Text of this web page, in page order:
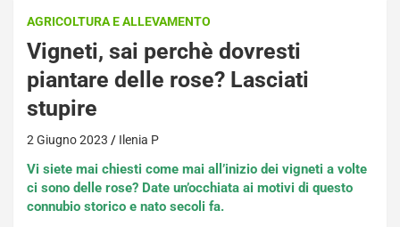
AGRICOLTURA E ALLEVAMENTO
Vigneti, sai perchè dovresti
piantare delle rose? Lasciati
stupire
2 Giugno 2023 Ilenia P
Vi siete mai chiesti come mai all’inizio dei vigneti a volte
ci sono delle rose? Date un’occhiata ai motivi di questo
connubio storico e nato secoli fa.